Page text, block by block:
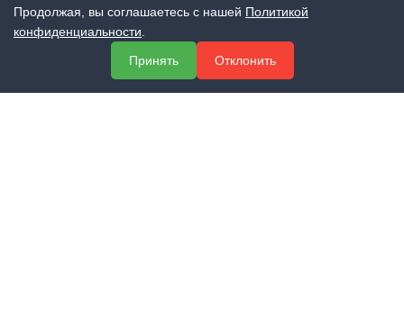
МЕНЮ
Продолжая, вы соглашаетесь с нашей Политикой
конфиденциальности
Принять
Отклонить